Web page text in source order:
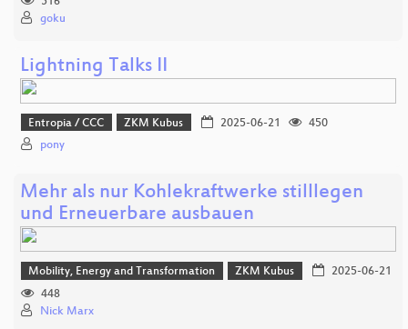
goku
Lightning Talks II
Entropia / CCC ZKM Kubus 2025-06-21
450
pony
Mehr als nur Kohlekraftwerke stilllegen
und Erneuerbare ausbauen
Mobility, Energy and Transformation ZKM Kubus
2025-06-21
448
Nick Marx